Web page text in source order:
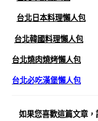
台北日本料理懶人包
台北韓國料理懶人包
台北燒肉燒烤懶人包
台北必吃漢堡懶人包
如果您喜歡這篇文章，